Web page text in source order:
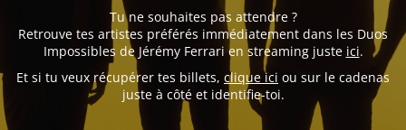
Tu ne souhaites pas attendre ?
Retrouve tes artistes préférés immédiatement dans les Duos
Impossibles de Jérémy Ferrari en streaming juste ici.
Et si tu veux récupérer tes billets, clique ici ou sur le cadenas
juste à côté et identifie-toi.